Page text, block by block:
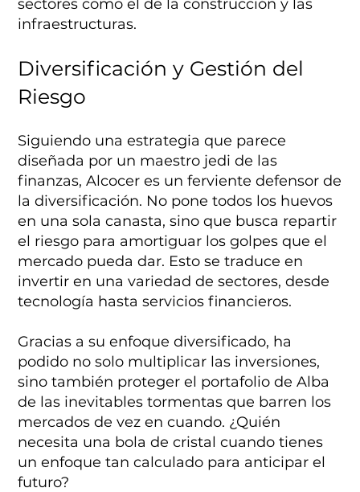
sectores como el de la construcción y las
infraestructuras.
Diversificación y Gestión del
Riesgo
Siguiendo una estrategia que parece
diseñada por un maestro jedi de las
finanzas, Alcocer es un ferviente defensor de
la diversificación. No pone todos los huevos
en una sola canasta, sino que busca repartir
el riesgo para amortiguar los golpes que el
mercado pueda dar. Esto se traduce en
invertir en una variedad de sectores, desde
tecnología hasta servicios financieros.
Gracias a su enfoque diversificado, ha
podido no solo multiplicar las inversiones,
sino también proteger el portafolio de Alba
de las inevitables tormentas que barren los
mercados de vez en cuando. ¿Quién
necesita una bola de cristal cuando tienes
un enfoque tan calculado para anticipar el
futuro?